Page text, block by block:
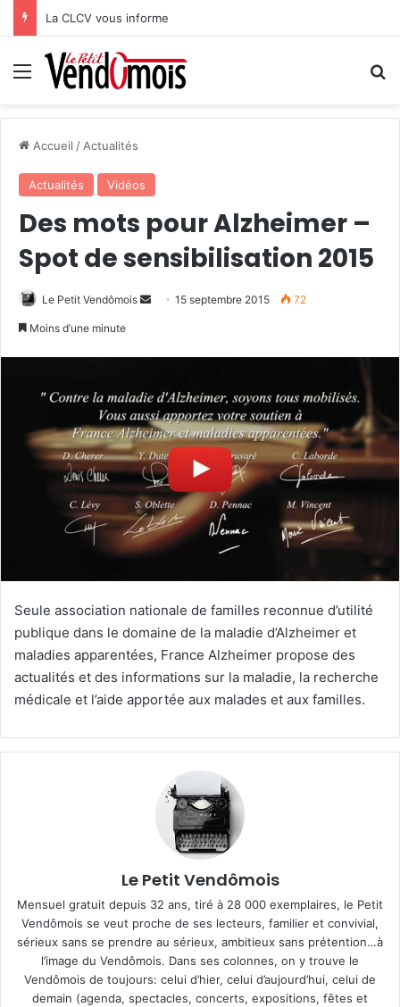
La CLCV vous informe
Menu
Accueil / Actualités
Actualités Vidéos
Des mots pour Alzheimer –
Spot de sensibilisation 2015
Le Petit Vendômois
e
r
u
n
o
u
r
r
l
15 septembre 2015 72
Moins d’une minute
Seule association nationale de familles reconnue d’utilité
publique dans le domaine de la maladie d’Alzheimer et
maladies apparentées, France Alzheimer propose des
actualités et des informations sur la maladie, la recherche
médicale et l’aide apportée aux malades et aux familles.
Le Petit Vendômois
Mensuel gratuit depuis 32 ans, tiré à 28 000 exemplaires, le Petit
Vendômois se veut proche de ses lecteurs, familier et convivial,
sérieux sans se prendre au sérieux, ambitieux sans prétention…à
l’image du Vendômois. Dans ses colonnes, on y trouve le
Vendômois de toujours: celui d’hier, celui d’aujourd’hui, celui de
demain (agenda, spectacles, concerts, expositions, fêtes et